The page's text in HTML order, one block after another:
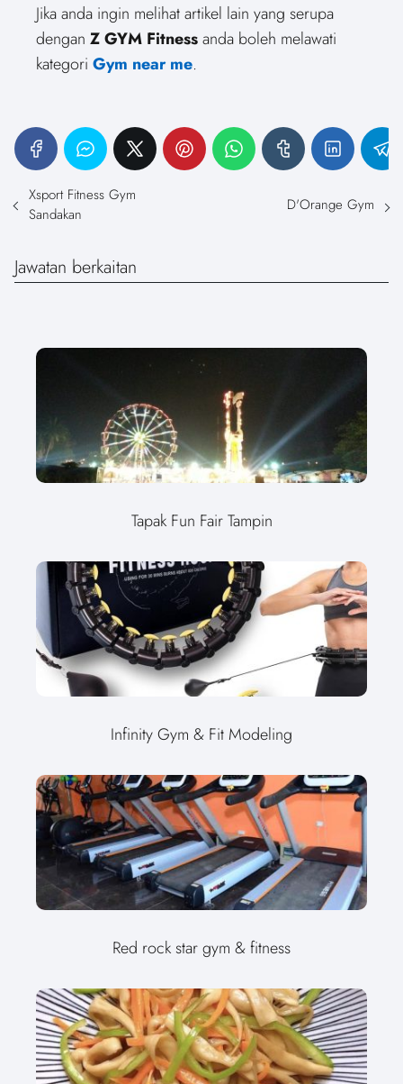
Jika anda ingin melihat artikel lain yang serupa
dengan Z GYM Fitnessanda boleh melawati
kategori Gym near me.
Xsport Fitness Gym
Sandakan
D'Orange Gym
Jawatan berkaitan
Tapak Fun Fair Tampin
Infinity Gym & Fit Modeling
Red rock star gym & fitness